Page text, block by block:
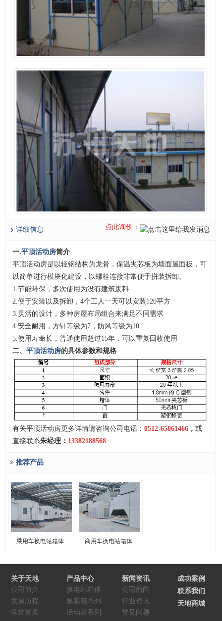
详细信息 点此询价：
一.平顶活动房简介
平顶活动房是以轻钢结构为龙骨，保温夹芯板为墙面屋面板，可
以简单进行模块化建设，以螺栓连接非常便于拼装拆卸。
1.节能环保，多次使用为没有建筑废料
2.便于安装以及拆卸，4个工人一天可以安装120平方
3.灵活的设计，多种房屋布局组合来满足不同需求
4.安全耐用，方针等级为7，防风等级为10
5.使用寿命长，普通使用超过15年，可以重复回收使用
二、 平顶活动房的具体参数和规格
有关平顶活动房更多详情请咨询公司电话： 0512-65861466， 或
直接联系朱经理： 13382188568
推荐产品
乘用车换电站箱体 商用车换电站箱体
关于天地
公司简介
发展历程
荣誉资质
产品中心
换电站箱体
集装箱系列
活动房系列
新闻资讯
公司新闻
行业资讯
常见问题
成功案例
联系我们
天地商城